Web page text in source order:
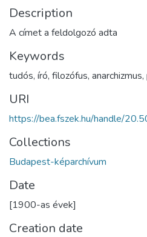
Description
A címet a feldolgozó adta
Keywords
tudós, író, filozófus, anarchizmus,
URI
https://bea.fszek.hu/handle/
Collections
Budapest-képarchívum
Date
[1900-as évek]
Creation date